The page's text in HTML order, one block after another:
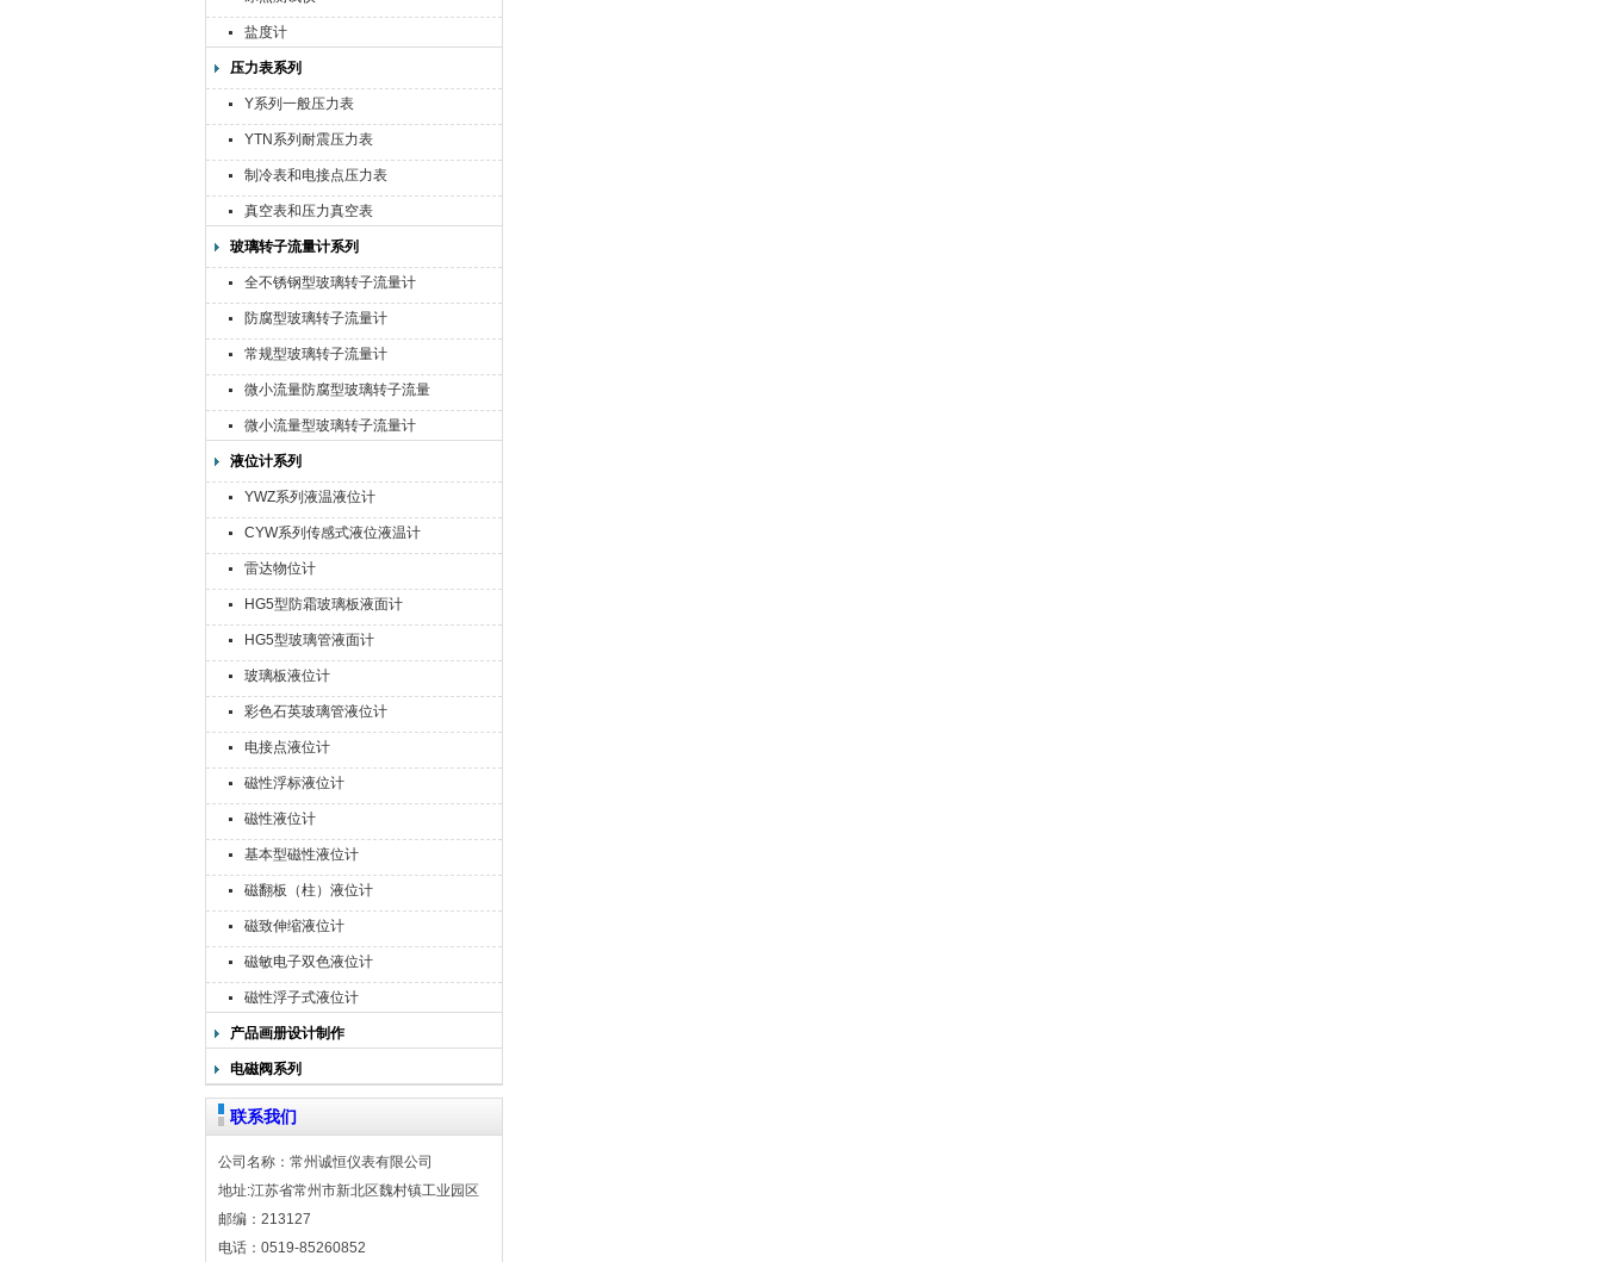
盐度计
压力表系列
Y系列一般压力表
YTN系列耐震压力表
制冷表和电接点压力表
真空表和压力真空表
玻璃转子流量计系列
全不锈钢型玻璃转子流量计
防腐型玻璃转子流量计
常规型玻璃转子流量计
微小流量防腐型玻璃转子流量
计
微小流量型玻璃转子流量计
液位计系列
YWZ系列液温液位计
CYW系列传感式液位液温计
雷达物位计
HG5型防霜玻璃板液面计
HG5型玻璃管液面计
玻璃板液位计
彩色石英玻璃管液位计
电接点液位计
磁性浮标液位计
磁性液位计
基本型磁性液位计
磁翻板（柱）液位计
磁致伸缩液位计
磁敏电子双色液位计
磁性浮子式液位计
产品画册设计制作
电磁阀系列
联系我们
公司名称：常州诚恒仪表有限公司
地址:江苏省常州市新北区魏村镇工业园区
邮编：213127
电话：0519-85260852